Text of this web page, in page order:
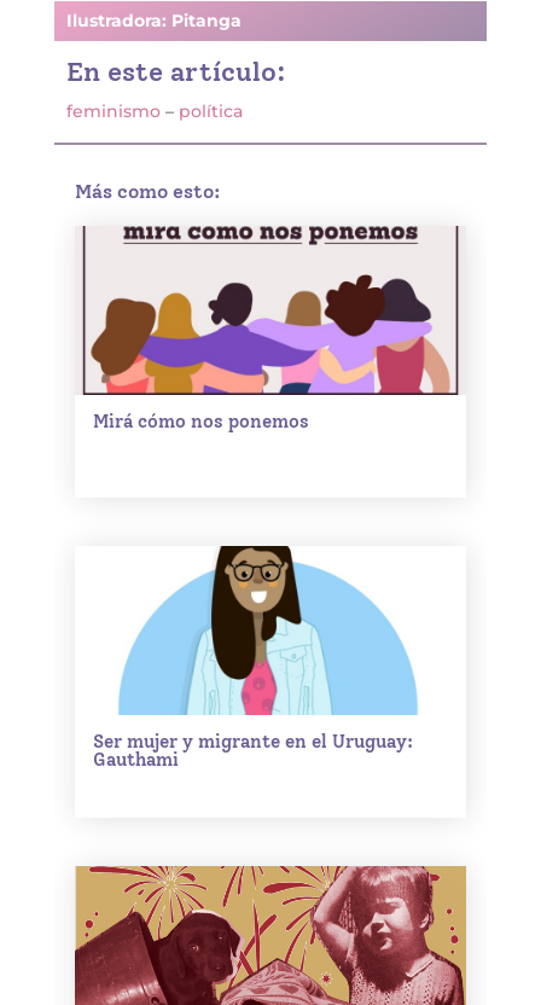
Ilustradora: Pitanga
En este artículo:
feminismo – política
Más como esto:
Mirá cómo nos ponemos
Ser mujer y migrante en el Uruguay:
Gauthami